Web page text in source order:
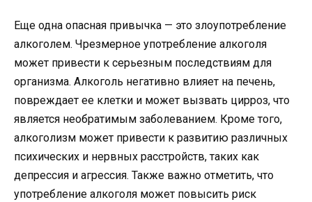
Еще одна опасная привычка — это злоупотребление
алкоголем. Чрезмерное употребление алкоголя
может привести к серьезным последствиям для
организма. Алкоголь негативно влияет на печень,
повреждает ее клетки и может вызвать цирроз, что
является необратимым заболеванием. Кроме того,
алкоголизм может привести к развитию различных
психических и нервных расстройств, таких как
депрессия и агрессия. Также важно отметить, что
употребление алкоголя может повысить риск